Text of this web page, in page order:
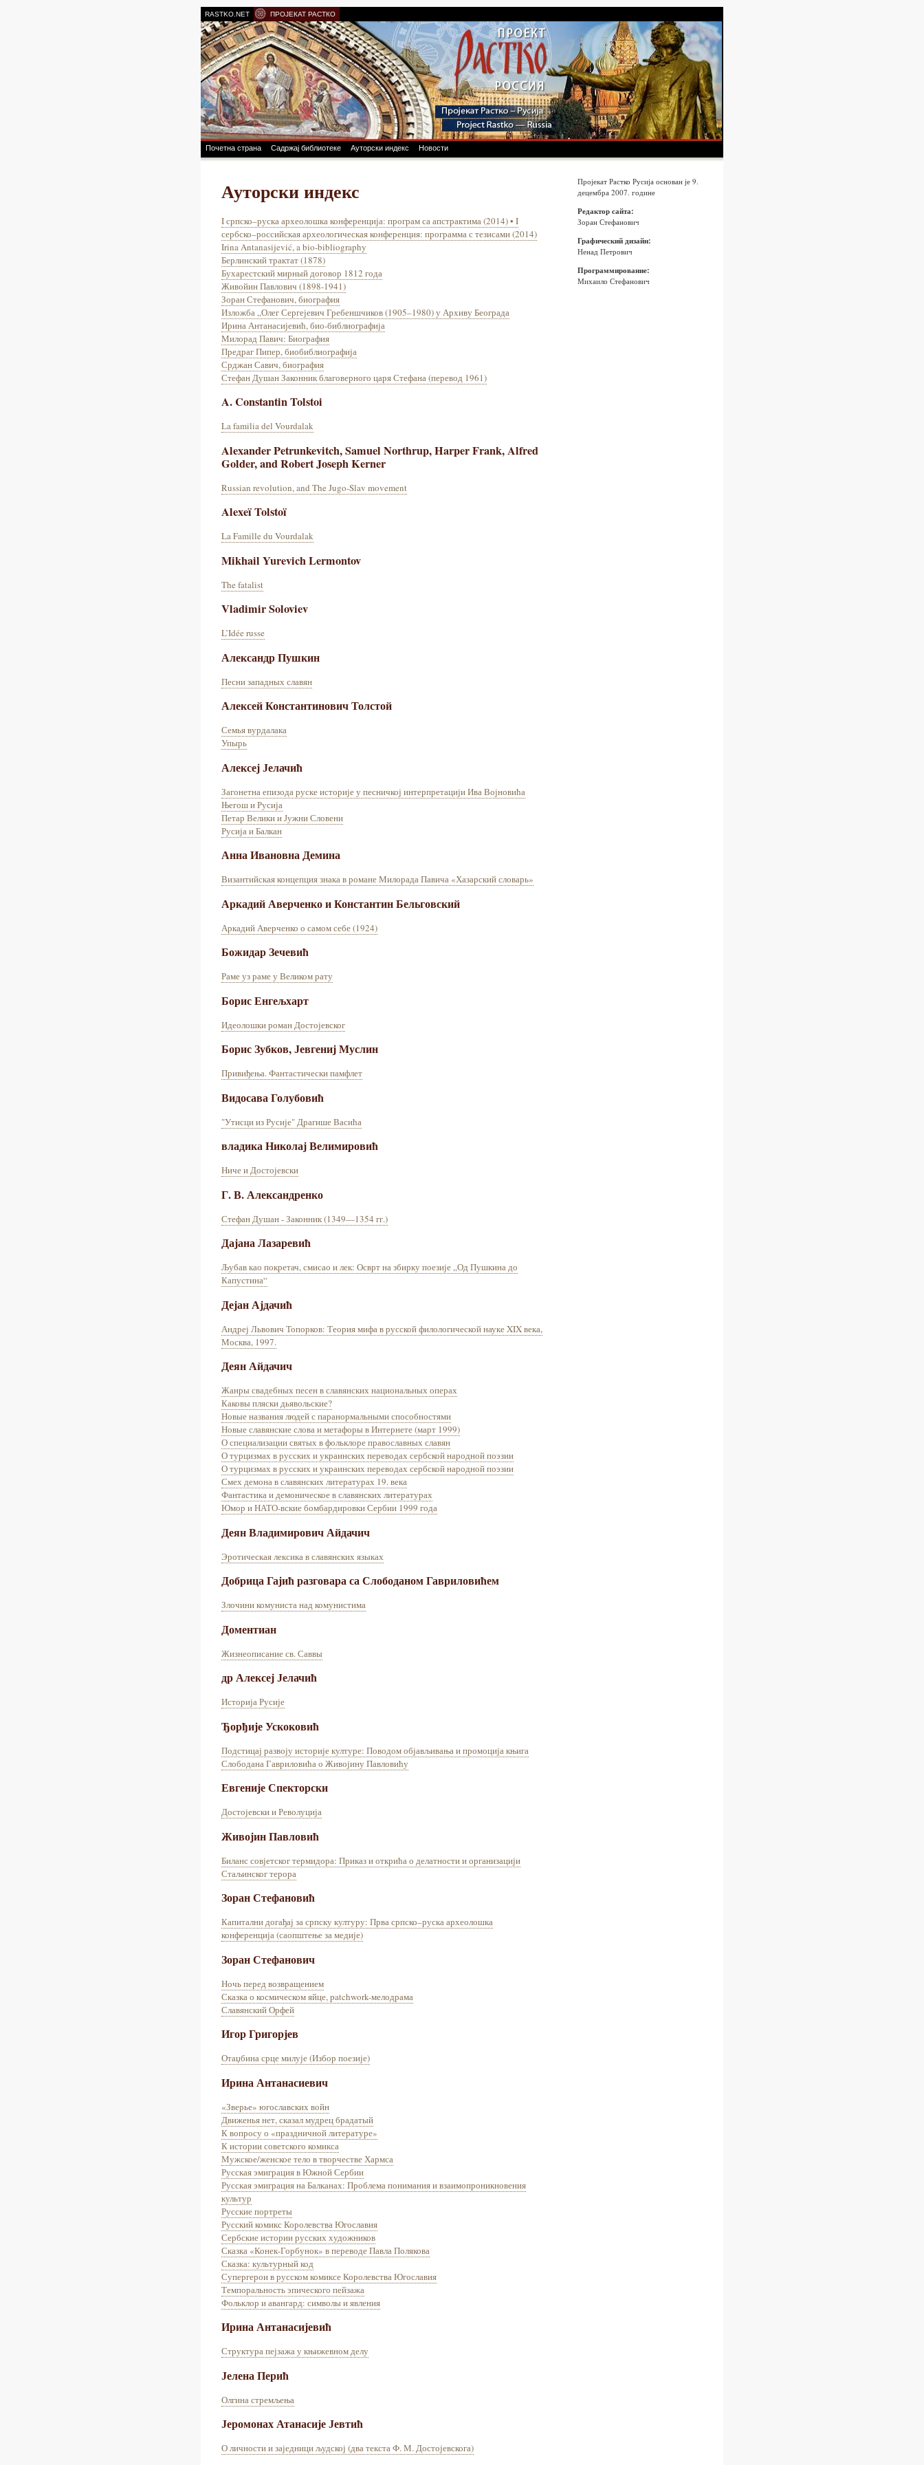
RASTKO.NET ПРОЈЕКАТ РАСТКО
Почетна страна Садржај библиотеке Ауторски индекс Новости
Ауторски индекс
I српско–руска археолошка конференција: програм са апстрактима (2014) • I
сербско–российская археологическая конференция: программа с тезисами (2014)
Irina Antanasijević, a bio-bibliography
Берлинский трактат (1878)
Бухарестский мирный договор 1812 года
Живойин Павлович (1898-1941)
Зоран Стефанович, биография
Изложба „Олег Сергејевич Гребеншчиков (1905–1980) у Архиву Београда
Ирина Антанасијевић, био-библиографија
Милорад Павич: Биография
Предраг Пипер, биобиблиографија
Срджан Савич, биография
Стефан Душан Законник благоверного царя Стефана (перевод 1961)
A. Constantin Tolstoi
La familia del Vourdalak
Alexander Petrunkevitch, Samuel Northrup, Harper Frank, Alfred
Golder, and Robert Joseph Kerner
Russian revolution, and The Jugo-Slav movement
Alexeï Tolstoï
La Famille du Vourdalak
Mikhail Yurevich Lermontov
The fatalist
Vladimir Soloviev
L’Idée russe
Александр Пушкин
Песни западных славян
Алексей Константинович Толстой
Семья вурдалака
Упырь
Алексеј Јелачић
Загонетна епизода руске историје у песничкој интерпретацији Ива Војновића
Његош и Русија
Петар Велики и Јужни Словени
Русија и Балкан
Анна Ивановна Демина
Византийская концепция знака в романе Милорада Павича «Хазарский словарь»
Аркадий Аверченко и Константин Бельговский
Аркадий Аверченко о самом себе (1924)
Божидар Зечевић
Раме уз раме у Великом рату
Борис Енгељхарт
Идеолошки роман Достојевског
Борис Зубков, Јевгениј Муслин
Привиђења. Фантастически памфлет
Видосава Голубовић
"Утисци из Русије" Драгише Васића
владика Николај Велимировић
Ниче и Достојевски
Г. В. Александренко
Стефан Душан - Законник (1349—1354 гг.)
Дајана Лазаревић
Љубав као покретач, смисао и лек: Осврт на збирку поезије „Од Пушкина до
Капустина“
Дејан Ајдачић
Андреј Львович Топорков: Теория мифа в русской филологической науке XIX века,
Москва, 1997.
Деян Айдачич
Жанры свадебных песен в славянских национальных операх
Каковы пляски дьявольские?
Новые названия людей с паранормальными способностями
Новые славянские слова и метафоры в Интернете (март 1999)
О специализации святых в фольклоре православных славян
О турцизмах в русских и украинских переводах сербской народной поэзии
О турцизмах в русских и украинских переводах сербской народной поэзии
Смех демона в славянских литературах 19. века
Фантастика и демоническое в славянских литературах
Юмор и НАТО-вские бомбардировки Сербии 1999 года
Деян Владимирович Айдачич
Эротическая лексика в славянских языках
Добрица Гајић разговара са Слободаном Гавриловићем
Злочини комуниста над комунистима
Доментиан
Жизнеописание св. Саввы
др Алексеј Јелачић
Историја Русије
Ђорђије Ускоковић
Подстицај развоју историје културе: Поводом објављивања и промоција књига
Слободана Гавриловића о Живојину Павловићу
Евгеније Спекторски
Достојевски и Револуција
Живојин Павловић
Биланс совјетског термидора: Приказ и открића о делатности и организацији
Стаљинског терора
Зоран Стефановић
Капитални догађај за српску културу: Прва српско–руска археолошка
конференција (саопштење за медије)
Зоран Стефанович
Ночь перед возвращением
Сказка о космическом яйце, patchwork-мелодрама
Славянский Орфей
Игор Григорјев
Отаџбина срце милује (Избор поезије)
Ирина Антанасиевич
«Зверье» югославских войн
Движенья нет, сказал мудрец брадатый
К вопросу о «праздничной литературе»
К истории советского комикса
Мужское/женское тело в творчестве Хармса
Русская эмиграция в Южной Сербии
Русская эмиграция на Балканах: Проблема понимания и взаимопроникновения
культур
Русские портреты
Русский комикс Королевства Югославия
Сербские истории русских художников
Сказка «Конек-Горбунок» в переводе Павла Полякова
Сказка: культурный код
Супергерои в русском комиксе Королевства Югославия
Темпоральность эпического пейзажа
Фольклор и авангард: символы и явления
Ирина Антанасијевић
Структура пејзажа у књижевном делу
Јелена Перић
Олгина стремљења
Јеромонах Атанасије Јевтић
О личности и заједници људској (два текста Ф. М. Достојевскога)
Пројекат Растко Русија основан је 9.
децембра 2007. године
Редактор сайта:
Зоран Стефанович
Графический дизайн:
Ненад Петрович
Программирование:
Михаило Стефанович